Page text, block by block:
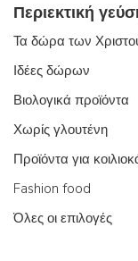
Περιεκτική
Τα δώρα των
Ιδέες δώρων
Βιολογικά προϊόντα
Χωρίς γλουτένη
Προϊόντα για
Fashion food
Όλες οι επιλογές